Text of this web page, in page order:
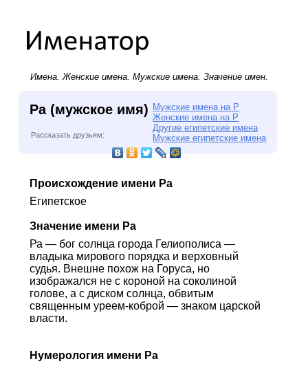
Имена.Женские имена. Мужские имена. Значение имен.
Ра (мужское имя) Мужские имена на Р
Женские имена на Р
Другие египетские имена
Мужские египетские имена
Рассказать друзьям:
Происхождение имени Ра
Египетское
Значение имени Ра
Ра — бог солнца города Гелиополиса —
владыка мирового порядка и верховный
судья. Внешне похож на Горуса, но
изображался не с короной на соколиной
голове, а с диском солнца, обвитым
священным уреем-коброй — знаком царской
власти.
Нумерология имени Ра